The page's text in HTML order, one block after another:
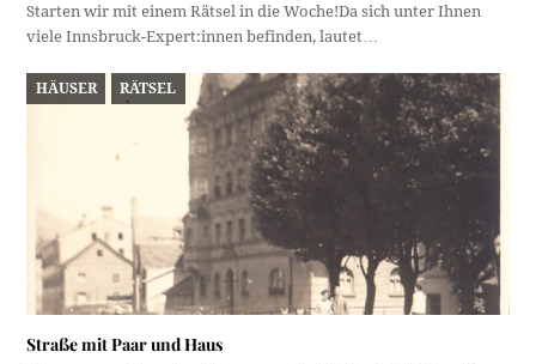
Starten wir mit einem Rätsel in die Woche!Da sich unter Ihnen
viele Innsbruck-Expert:innen befinden, lautet…
HÄUSER RÄTSEL
Straße mit Paar und Haus